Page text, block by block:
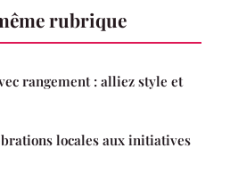
rubrique
rangement : alliez style et
locales aux initiatives